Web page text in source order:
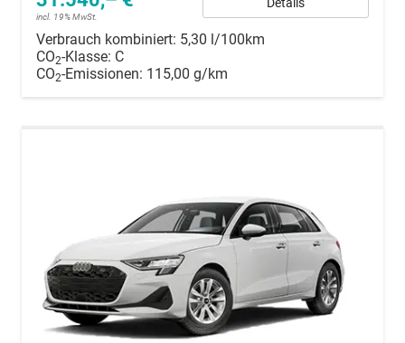
incl. 19% MwSt.
Verbrauch kombiniert: 5,30 l/100km
CO2-Klasse: C
CO2-Emissionen: 115,00 g/km